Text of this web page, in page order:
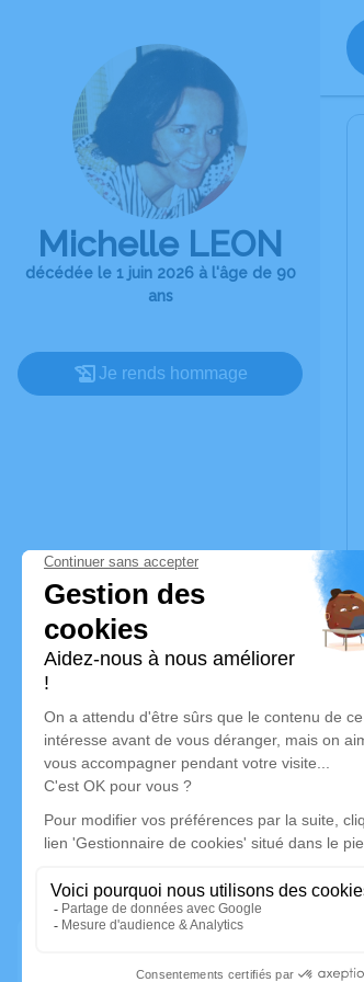
Michelle LEON
décédée le 1 juin 2026 à l'âge de 90
ans
Je rends hommage